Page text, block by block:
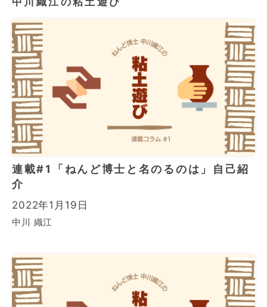
連載#1「ねんど博士と名のるのは」自己紹
介
2022年1月19日
中川 織江